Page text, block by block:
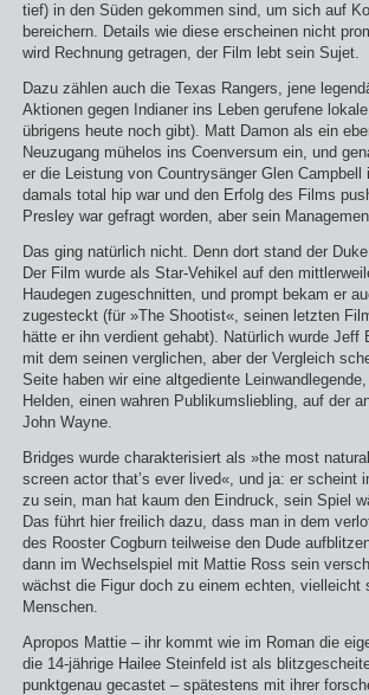
tief) in den Süden gekommen sind, um sich auf
bereichern. Details wie diese erscheinen nicht
wird Rechnung getragen, der Film lebt sein Sujet.
Dazu zählen auch die Texas Rangers, jene
Aktionen gegen Indianer ins Leben gerufene
übrigens heute noch gibt). Matt Damon als ein
Neuzugang mühelos ins Coenversum ein, und
er die Leistung von Countrysänger Glen Campbell
damals total hip war und den Erfolg des Films
Presley war gefragt worden, aber sein
Das ging natürlich nicht. Denn dort stand der
Der Film wurde als Star-Vehikel auf den
Haudegen zugeschnitten, und prompt bekam er
zugesteckt (für »The Shootist«, seinen letzten
hätte er ihn verdient gehabt). Natürlich wurde Jeff
mit dem seinen verglichen, aber der Vergleich
Seite haben wir eine altgediente
Helden, einen wahren Publikumsliebling, auf der
John Wayne.
Bridges wurde charakterisiert als »the most
screen actor that’s ever lived«, und ja: er scheint
zu sein, man hat kaum den Eindruck, sein Spiel
Das führt hier freilich dazu, dass man in dem
des Rooster Cogburn teilweise den Dude
dann im Wechselspiel mit Mattie Ross sein
wächst die Figur doch zu einem echten, vielleicht
Menschen.
Apropos Mattie – ihr kommt wie im Roman die
die 14-jährige Hailee Steinfeld ist als
punktgenau gecastet – spätestens mit ihrer